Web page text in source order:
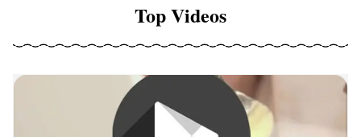
Top Videos